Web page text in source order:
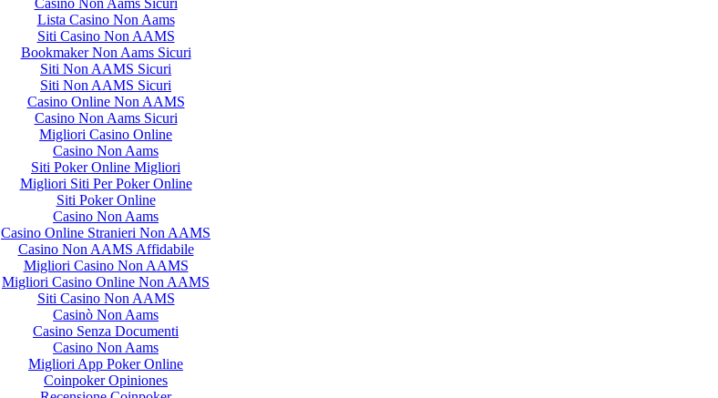
Lista Casino Non Aams
Siti Casino Non AAMS
Bookmaker Non Aams Sicuri
Siti Non AAMS Sicuri
Siti Non AAMS Sicuri
Casino Online Non AAMS
Casino Non Aams Sicuri
Migliori Casino Online
Casino Non Aams
Siti Poker Online Migliori
Migliori Siti Per Poker Online
Siti Poker Online
Casino Non Aams
Casino Online Stranieri Non AAMS
Casino Non AAMS Affidabile
Migliori Casino Non AAMS
Migliori Casino Online Non AAMS
Siti Casino Non AAMS
Casinò Non Aams
Casino Senza Documenti
Casino Non Aams
Migliori App Poker Online
Coinpoker Opiniones